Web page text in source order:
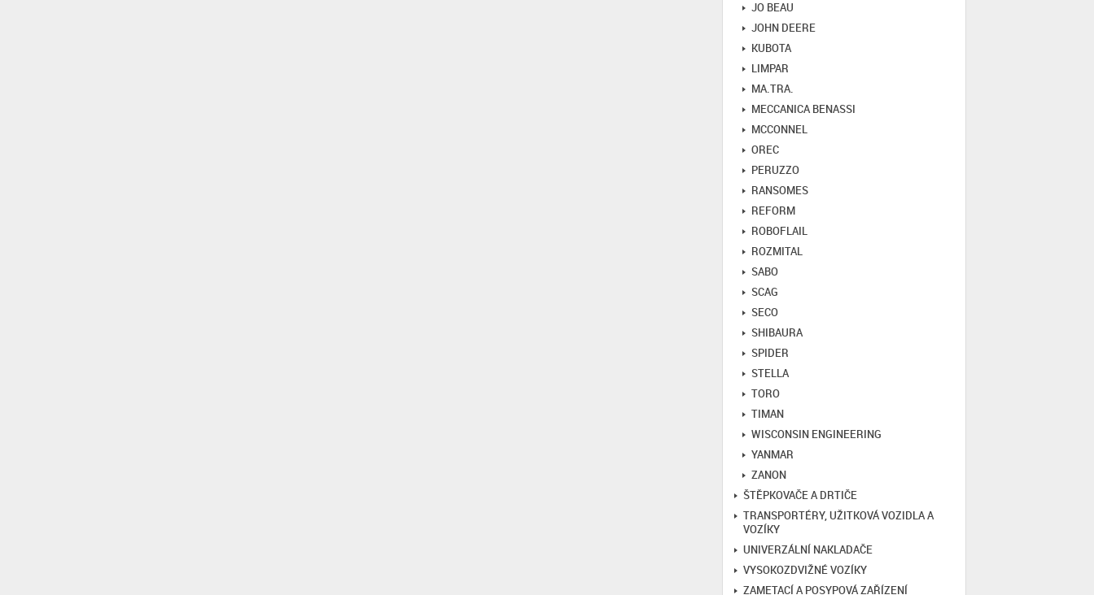
JO BEAU
JOHN DEERE
KUBOTA
LIMPAR
MA.TRA.
MECCANICA BENASSI
MCCONNEL
OREC
PERUZZO
RANSOMES
REFORM
ROBOFLAIL
ROZMITAL
SABO
SCAG
SECO
SHIBAURA
SPIDER
STELLA
TORO
TIMAN
WISCONSIN ENGINEERING
YANMAR
ZANON
ŠTĚPKOVAČE A DRTIČE
TRANSPORTÉRY, UŽITKOVÁ VOZIDLA A
VOZÍKY
UNIVERZÁLNÍ NAKLADAČE
VYSOKOZDVIŽNÉ VOZÍKY
ZAMETACÍ A POSYPOVÁ ZAŘÍZENÍ